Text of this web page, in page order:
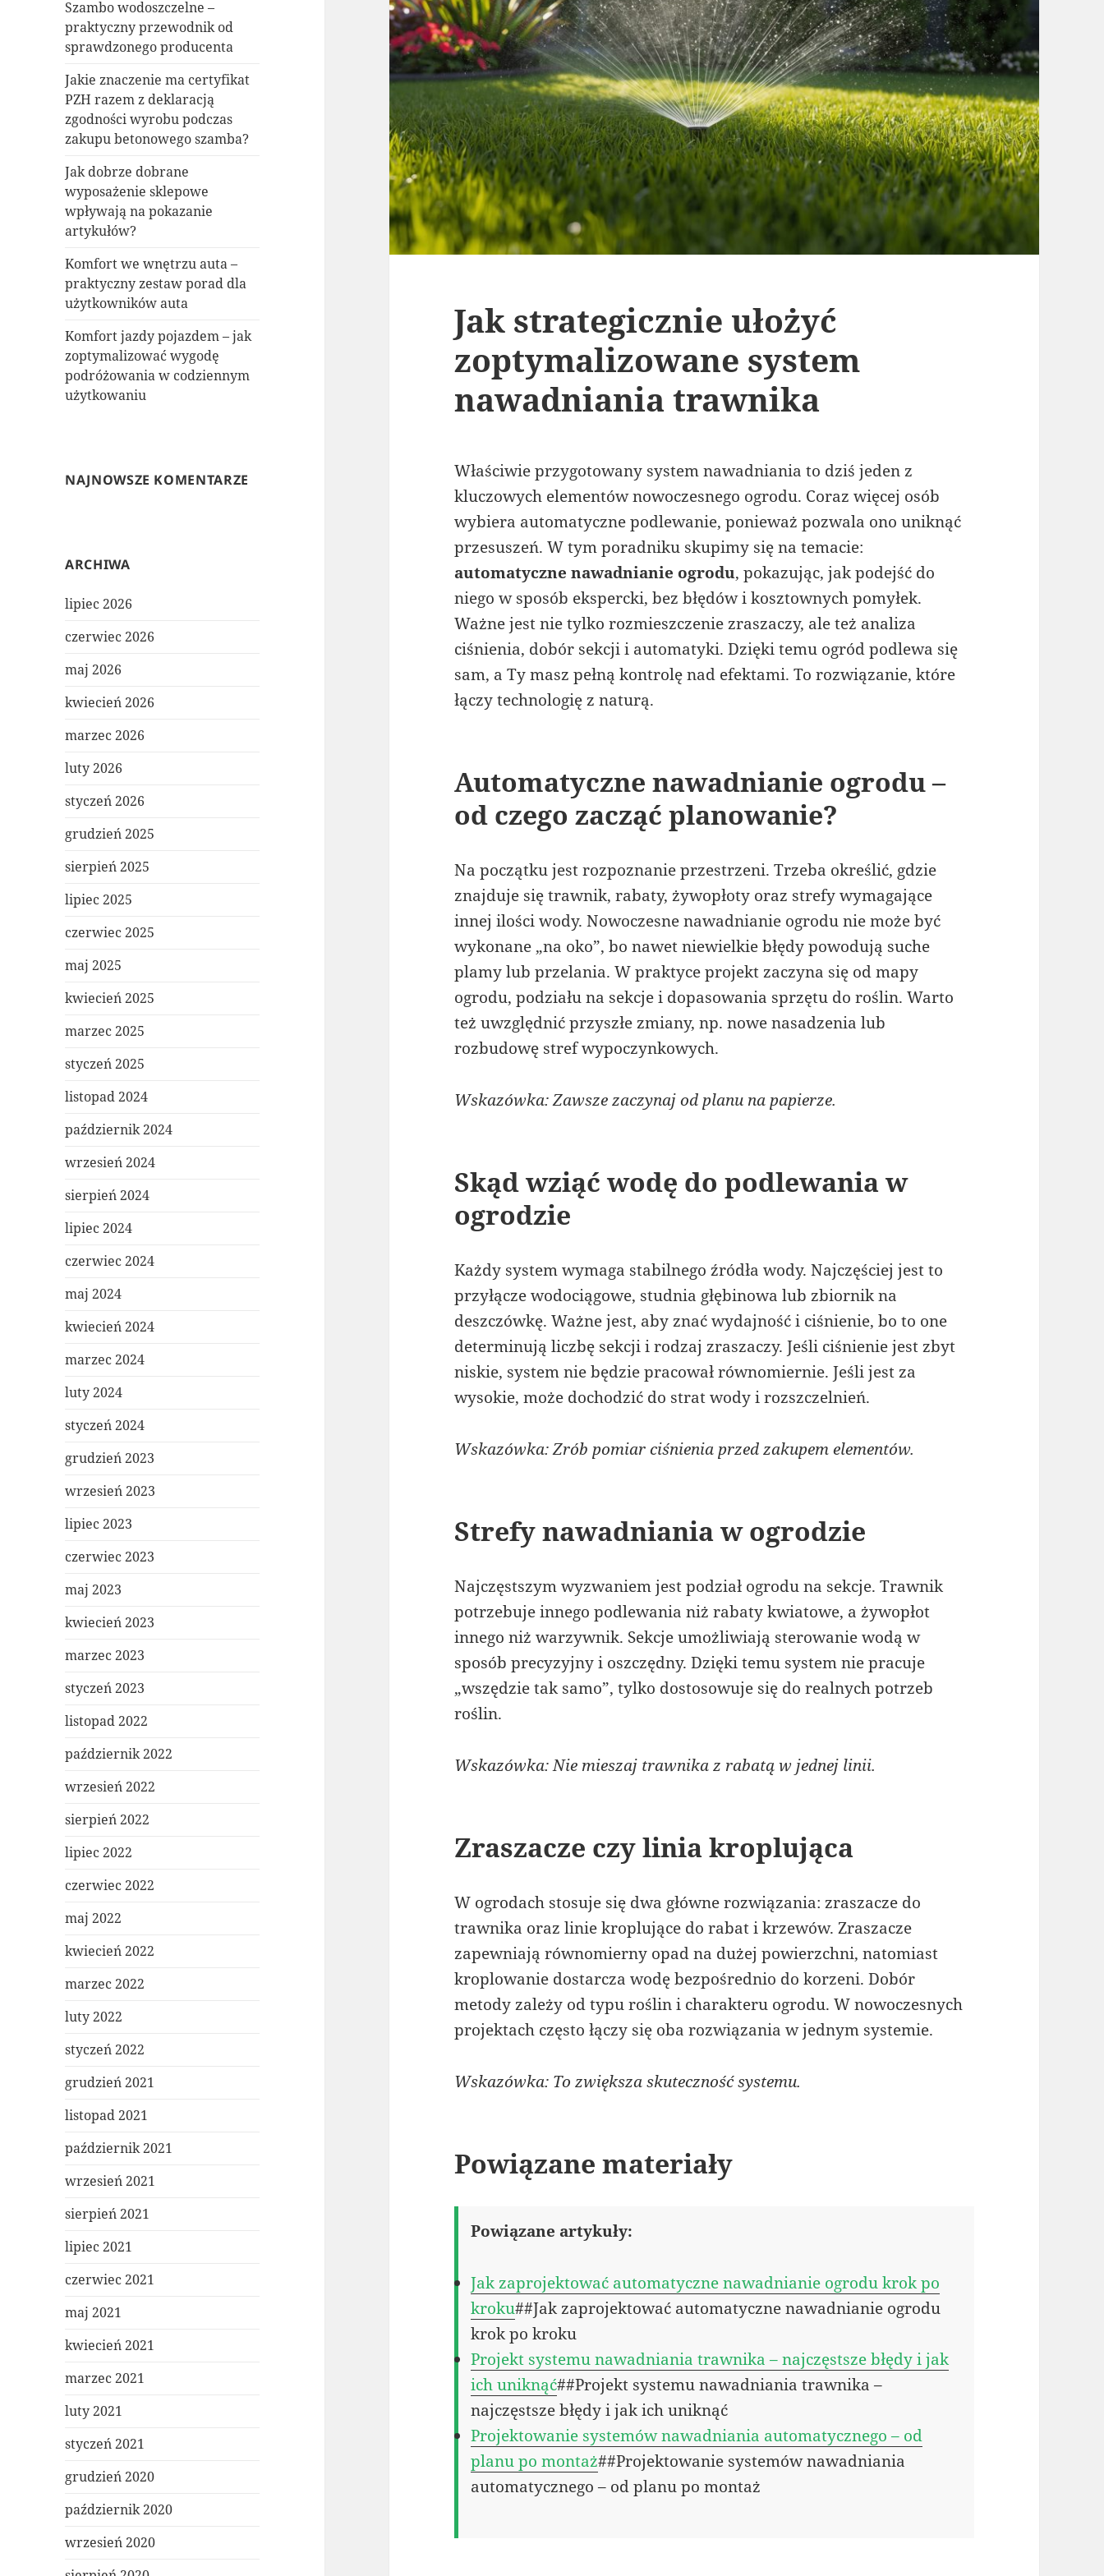
Szambo wodoszczelne –
praktyczny przewodnik od
sprawdzonego producenta
Jakie znaczenie ma certyfikat
PZH razem z deklaracją
zgodności wyrobu podczas
zakupu betonowego szamba?
Jak dobrze dobrane
wyposażenie sklepowe
wpływają na pokazanie
artykułów?
Komfort we wnętrzu auta –
praktyczny zestaw porad dla
użytkowników auta
Komfort jazdy pojazdem – jak
zoptymalizować wygodę
podróżowania w codziennym
użytkowaniu
NAJNOWSZE KOMENTARZE
ARCHIWA
lipiec 2026
czerwiec 2026
maj 2026
kwiecień 2026
marzec 2026
luty 2026
styczeń 2026
grudzień 2025
sierpień 2025
lipiec 2025
czerwiec 2025
maj 2025
kwiecień 2025
marzec 2025
styczeń 2025
listopad 2024
październik 2024
wrzesień 2024
sierpień 2024
lipiec 2024
czerwiec 2024
maj 2024
kwiecień 2024
marzec 2024
luty 2024
styczeń 2024
grudzień 2023
wrzesień 2023
lipiec 2023
czerwiec 2023
maj 2023
kwiecień 2023
marzec 2023
styczeń 2023
listopad 2022
październik 2022
wrzesień 2022
sierpień 2022
lipiec 2022
czerwiec 2022
maj 2022
kwiecień 2022
marzec 2022
luty 2022
styczeń 2022
grudzień 2021
listopad 2021
październik 2021
wrzesień 2021
sierpień 2021
lipiec 2021
czerwiec 2021
maj 2021
kwiecień 2021
marzec 2021
luty 2021
styczeń 2021
grudzień 2020
październik 2020
wrzesień 2020
Jak strategicznie ułożyć
zoptymalizowane system
nawadniania trawnika
Właściwie przygotowany system nawadniania to dziś jeden z
kluczowych elementów nowoczesnego ogrodu. Coraz więcej osób
wybiera automatyczne podlewanie, ponieważ pozwala ono uniknąć
przesuszeń. W tym poradniku skupimy się na temacie:
automatyczne nawadnianie ogrodu, pokazując, jak podejść do
niego w sposób ekspercki, bez błędów i kosztownych pomyłek.
Ważne jest nie tylko rozmieszczenie zraszaczy, ale też analiza
ciśnienia, dobór sekcji i automatyki. Dzięki temu ogród podlewa się
sam, a Ty masz pełną kontrolę nad efektami. To rozwiązanie, które
łączy technologię z naturą.
Automatyczne nawadnianie ogrodu –
od czego zacząć planowanie?
Na początku jest rozpoznanie przestrzeni. Trzeba określić, gdzie
znajduje się trawnik, rabaty, żywopłoty oraz strefy wymagające
innej ilości wody. Nowoczesne nawadnianie ogrodu nie może być
wykonane „na oko”, bo nawet niewielkie błędy powodują suche
plamy lub przelania. W praktyce projekt zaczyna się od mapy
ogrodu, podziału na sekcje i dopasowania sprzętu do roślin. Warto
też uwzględnić przyszłe zmiany, np. nowe nasadzenia lub
rozbudowę stref wypoczynkowych.
Wskazówka: Zawsze zaczynaj od planu na papierze.
Skąd wziąć wodę do podlewania w
ogrodzie
Każdy system wymaga stabilnego źródła wody. Najczęściej jest to
przyłącze wodociągowe, studnia głębinowa lub zbiornik na
deszczówkę. Ważne jest, aby znać wydajność i ciśnienie, bo to one
determinują liczbę sekcji i rodzaj zraszaczy. Jeśli ciśnienie jest zbyt
niskie, system nie będzie pracował równomiernie. Jeśli jest za
wysokie, może dochodzić do strat wody i rozszczelnień.
Wskazówka: Zrób pomiar ciśnienia przed zakupem elementów.
Strefy nawadniania w ogrodzie
Najczęstszym wyzwaniem jest podział ogrodu na sekcje. Trawnik
potrzebuje innego podlewania niż rabaty kwiatowe, a żywopłot
innego niż warzywnik. Sekcje umożliwiają sterowanie wodą w
sposób precyzyjny i oszczędny. Dzięki temu system nie pracuje
„wszędzie tak samo”, tylko dostosowuje się do realnych potrzeb
roślin.
Wskazówka: Nie mieszaj trawnika z rabatą w jednej linii.
Zraszacze czy linia kroplująca
W ogrodach stosuje się dwa główne rozwiązania: zraszacze do
trawnika oraz linie kroplujące do rabat i krzewów. Zraszacze
zapewniają równomierny opad na dużej powierzchni, natomiast
kroplowanie dostarcza wodę bezpośrednio do korzeni. Dobór
metody zależy od typu roślin i charakteru ogrodu. W nowoczesnych
projektach często łączy się oba rozwiązania w jednym systemie.
Wskazówka: To zwiększa skuteczność systemu.
Powiązane materiały
Powiązane artykuły:
Jak zaprojektować automatyczne nawadnianie ogrodu krok po
kroku##Jak zaprojektować automatyczne nawadnianie ogrodu
krok po kroku
Projekt systemu nawadniania trawnika – najczęstsze błędy i jak
ich uniknąć##Projekt systemu nawadniania trawnika –
najczęstsze błędy i jak ich uniknąć
Projektowanie systemów nawadniania automatycznego – od
planu po montaż##Projektowanie systemów nawadniania
automatycznego – od planu po montaż